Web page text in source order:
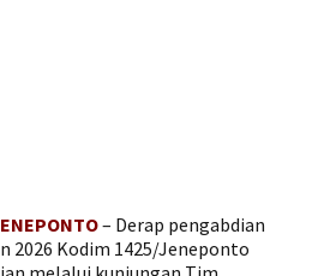
– Derap pengabdian
2026 Kodim 1425/Jeneponto